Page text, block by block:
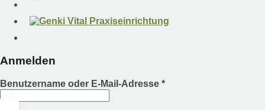
Anmelden
Benutzername oder E-Mail-Adresse *